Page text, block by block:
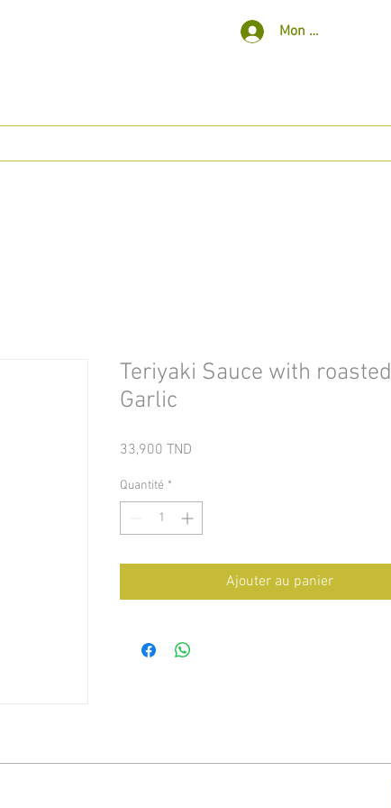
Mon compte
Teriyaki Sauce with roasted
Garlic
33,900 TND
Quantité *
Ajouter au panier